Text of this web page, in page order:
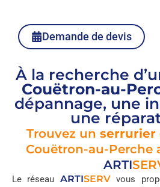
Demande de devis
À la recherche
Couëtron-au-
dépannage, une
une
Trouvez un serrurier
Couëtron-au-Perche
ARTI
Le réseau ARTISERVvous